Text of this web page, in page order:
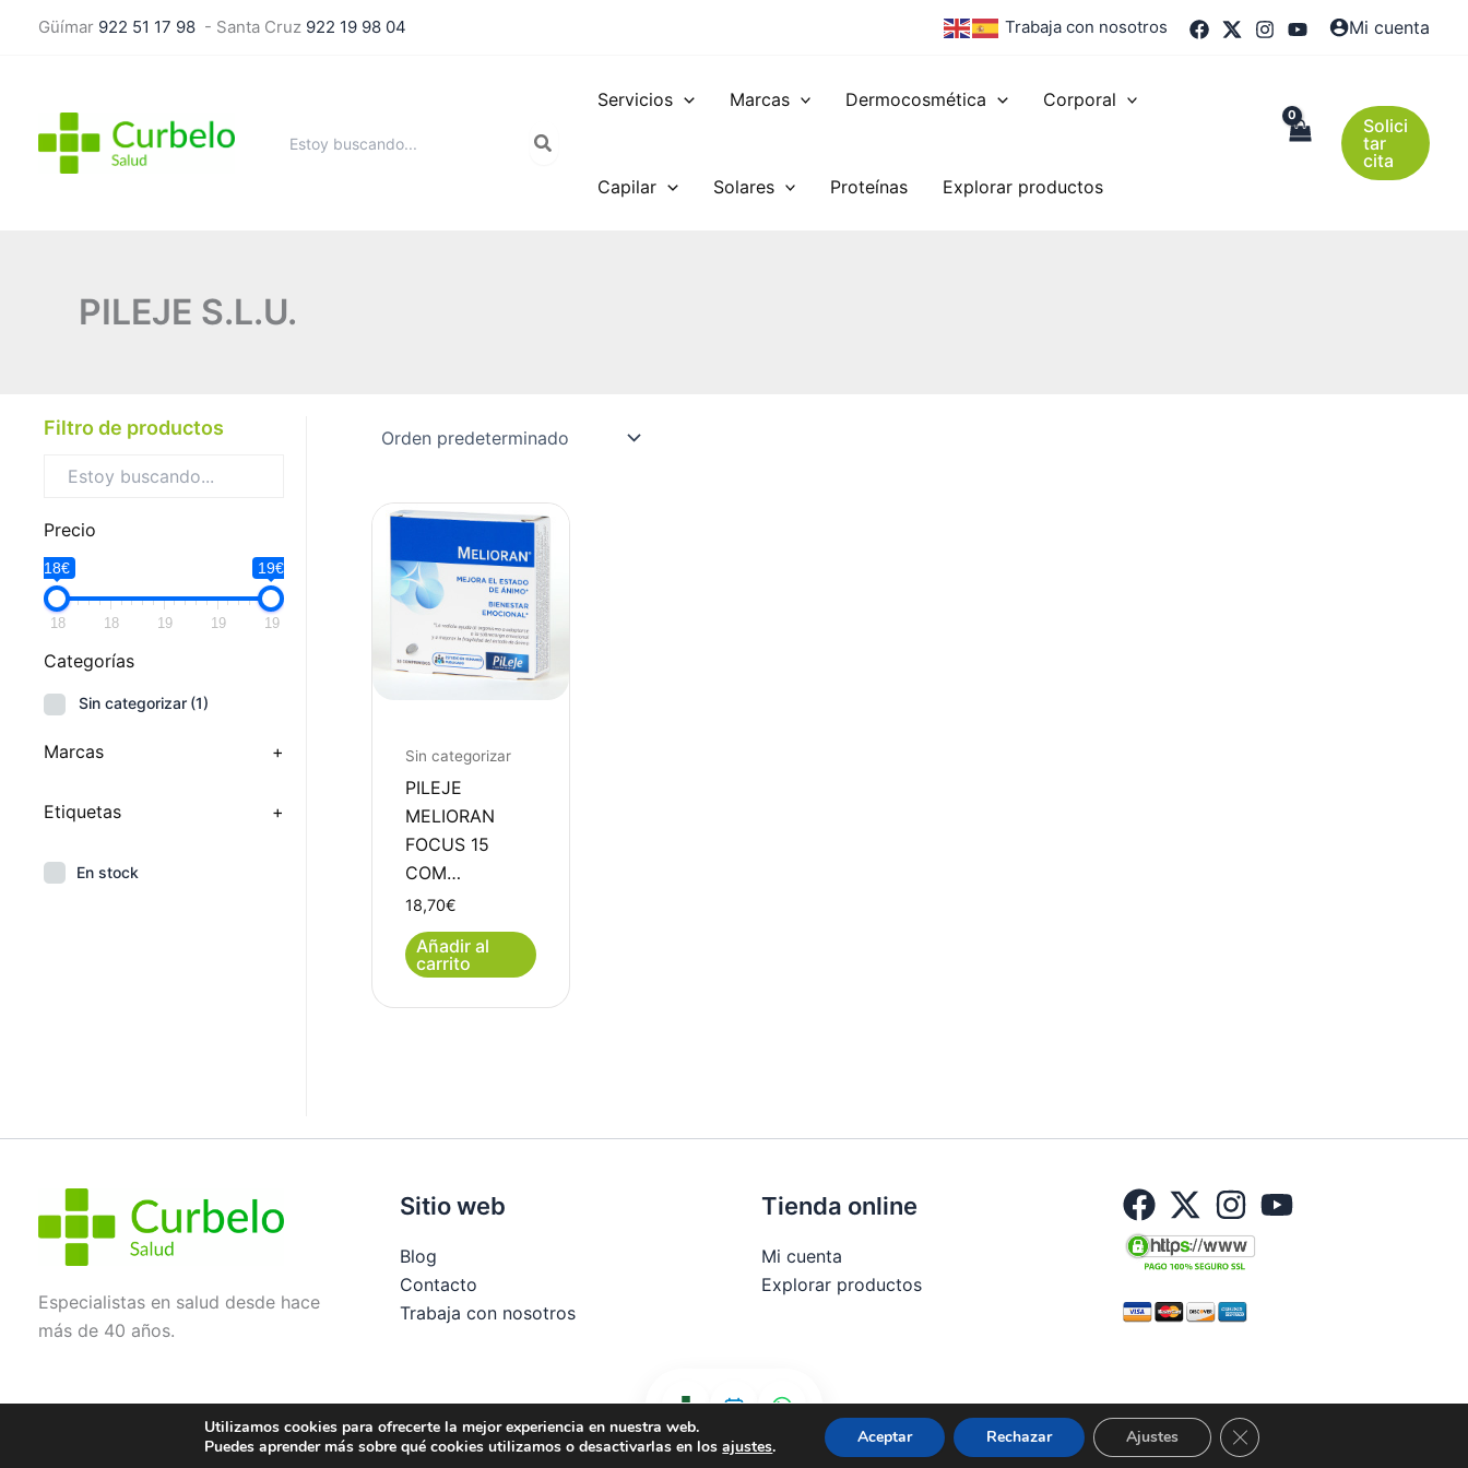
Güímar 922 51 17 98 - Santa Cruz 922 19 98 04 Trabaja con nosotros Mi cuenta
por:
Servicios Marcas Dermocosmética Corporal
Capilar Solares Proteínas Explorar productos
Solici
tar
cita
PILEJE S.L.U.
Filtro de productos
Precio
18€ 19€
18 18 19 19 19
Categorías
Sin categorizar (1)
Marcas +
Etiquetas +
En stock
Sin categorizar
PILEJE
MELIORAN
FOCUS 15
COM…
18,70€
Añadir al
carrito
Especialistas en salud desde hace
más de 40 años.
Sitio web
Blog
Contacto
Trabaja con nosotros
Tienda online
Mi cuenta
Explorar productos
Política de privacidad
Condiciones de compra
Política de devoluciones y reembolsos
Política de cookies (UE) © 2026 Curbelo | Todos los derechos reservados
Utilizamos cookies para ofrecerte la mejor experiencia en nuestra web.
Puedes aprender más sobre qué cookies utilizamos o desactivarlas en losajustes. Aceptar Rechazar Ajustes Cerrar el banner de cookies